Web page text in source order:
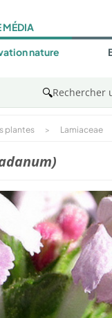
MÉDIA
nature
🔍Rechercher
plantes > Lamiaceae